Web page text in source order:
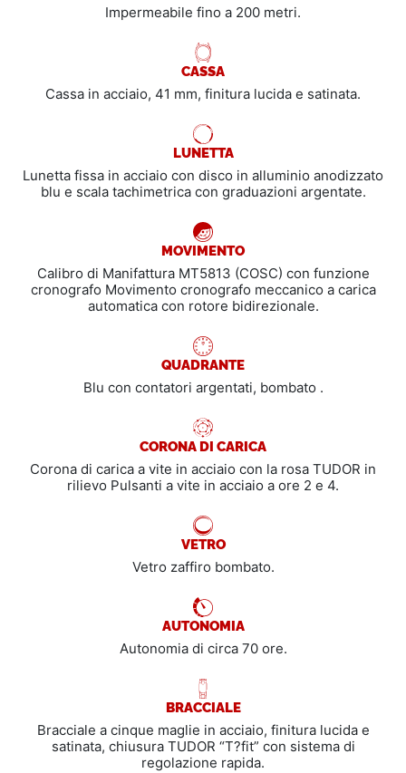
Impermeabile fino a 200 metri.
CASSA
Cassa in acciaio, 41 mm, finitura lucida e satinata.
LUNETTA
Lunetta fissa in acciaio con disco in alluminio anodizzato
blu e scala tachimetrica con graduazioni argentate.
MOVIMENTO
Calibro di Manifattura MT5813 (COSC) con funzione
cronografo Movimento cronografo meccanico a carica
automatica con rotore bidirezionale.
QUADRANTE
Blu con contatori argentati, bombato .
CORONA DI CARICA
Corona di carica a vite in acciaio con la rosa TUDOR in
rilievo Pulsanti a vite in acciaio a ore 2 e 4.
VETRO
Vetro zaffiro bombato.
AUTONOMIA
Autonomia di circa 70 ore.
BRACCIALE
Bracciale a cinque maglie in acciaio, finitura lucida e
satinata, chiusura TUDOR “T?fit” con sistema di
regolazione rapida.